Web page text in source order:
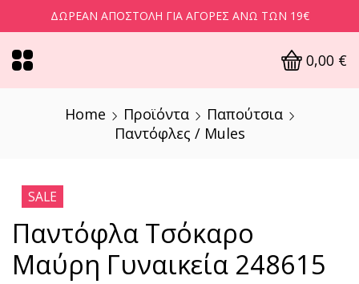
ΔΩΡΕΆΝ ΑΠΟΣΤΟΛΉ ΓΙΑ ΑΓΟΡΈΣ ΆΝΩ ΤΩΝ 19€
0,00 €
Home Προϊόντα
Παπούτσια
Παντόφλες / Mules
SALE
Παντόφλα Τσόκαρο
Mαύρη Γυναικεία 248615